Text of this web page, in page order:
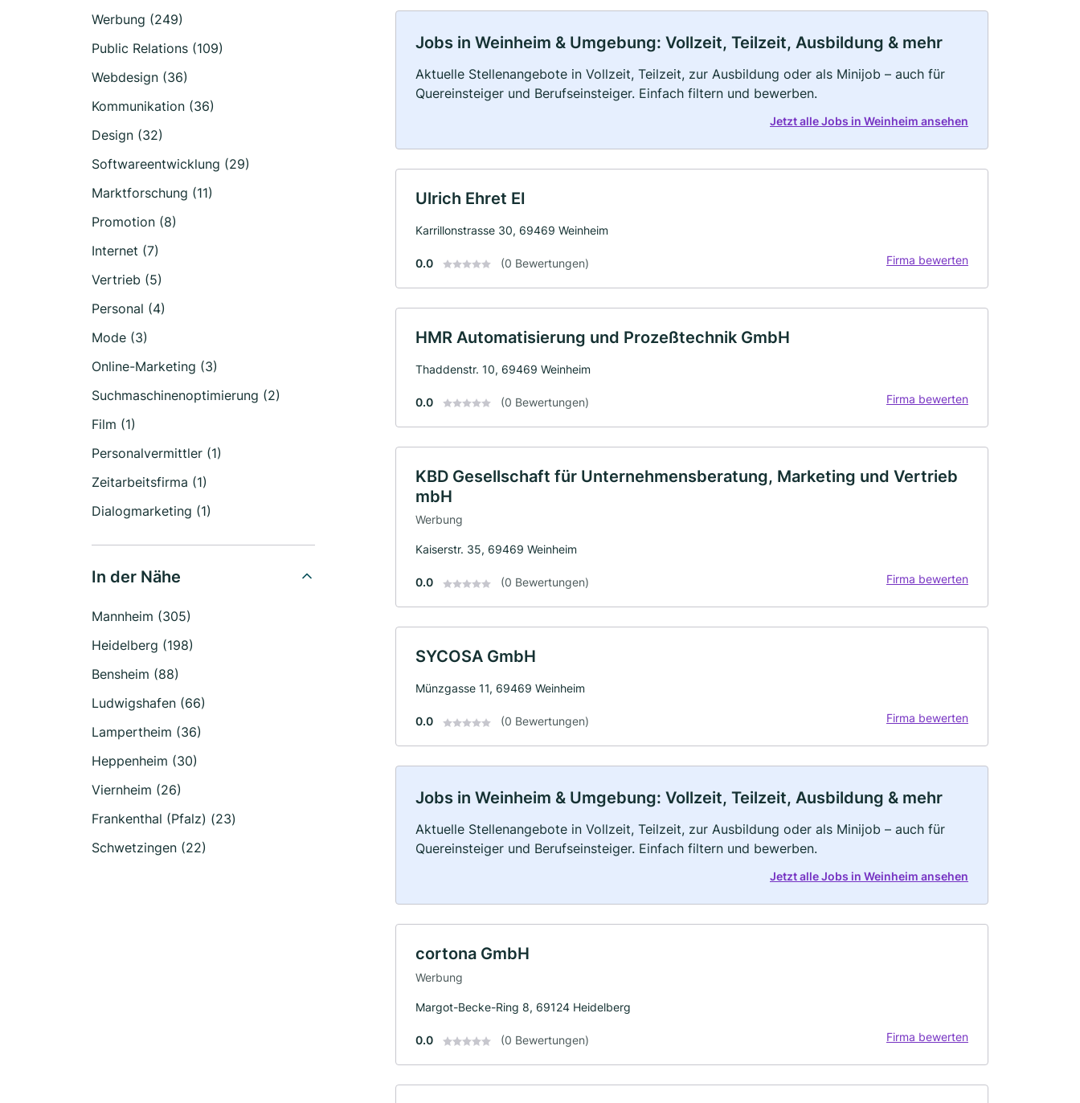
Werbung (249)
Public Relations (109)
Webdesign (36)
Kommunikation (36)
Design (32)
Softwareentwicklung (29)
Marktforschung (11)
Promotion (8)
Internet (7)
Vertrieb (5)
Personal (4)
Mode (3)
Online-Marketing (3)
Suchmaschinenoptimierung (2)
Film (1)
Personalvermittler (1)
Zeitarbeitsfirma (1)
Dialogmarketing (1)
In der Nähe
Mannheim (305)
Heidelberg (198)
Bensheim (88)
Ludwigshafen (66)
Lampertheim (36)
Heppenheim (30)
Viernheim (26)
Frankenthal (Pfalz) (23)
Schwetzingen (22)
Jobs in Weinheim & Umgebung: Vollzeit, Teilzeit, Ausbildung & mehr
Aktuelle Stellenangebote in Vollzeit, Teilzeit, zur Ausbildung oder als Minijob – auch für
Quereinsteiger und Berufseinsteiger. Einfach filtern und bewerben.
Jetzt alle Jobs in Weinheim ansehen
Ulrich Ehret EI
Karrillonstrasse 30, 69469 Weinheim
0.0 (0 Bewertungen) Firma bewerten
HMR Automatisierung und Prozeßtechnik GmbH
Thaddenstr. 10, 69469 Weinheim
0.0 (0 Bewertungen) Firma bewerten
KBD Gesellschaft für Unternehmensberatung, Marketing und Vertrieb
mbH
Werbung
Kaiserstr. 35, 69469 Weinheim
0.0 (0 Bewertungen) Firma bewerten
SYCOSA GmbH
Münzgasse 11, 69469 Weinheim
0.0 (0 Bewertungen) Firma bewerten
Jobs in Weinheim & Umgebung: Vollzeit, Teilzeit, Ausbildung & mehr
Aktuelle Stellenangebote in Vollzeit, Teilzeit, zur Ausbildung oder als Minijob – auch für
Quereinsteiger und Berufseinsteiger. Einfach filtern und bewerben.
Jetzt alle Jobs in Weinheim ansehen
cortona GmbH
Werbung
Margot-Becke-Ring 8, 69124 Heidelberg
0.0 (0 Bewertungen) Firma bewerten